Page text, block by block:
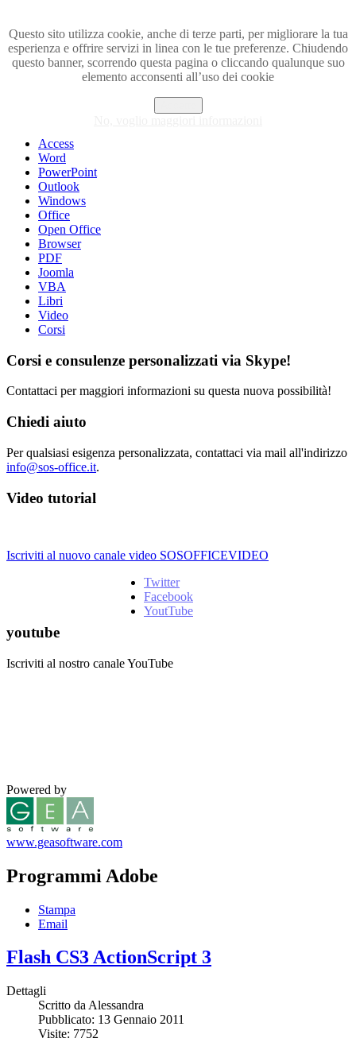
Questo sito utilizza cookie, anche di terze parti, per migliorare la tua
esperienza e offrire servizi in linea con le tue preferenze. Chiudendo
questo banner, scorrendo questa pagina o cliccando qualunque suo
elemento acconsenti all’uso dei cookie
Visita i forum di SOS-OFFICE
Access
Word
PowerPoint
Outlook
Windows
Office
Open Office
Browser
PDF
Joomla
VBA
Libri
Video
Corsi
Corsi e consulenze personalizzati via Skype!
Contattaci per maggiori informazioni su questa nuova possibilità!
Chiedi aiuto
Per qualsiasi esigenza personalizzata, contattaci via mail all'indirizzo
info@sos-office.it.
Video tutorial
Iscriviti al nuovo canale video SOSOFFICEVIDEO
Twitter
Facebook
YoutTube
youtube
Iscriviti al nostro canale YouTube
Powered by
www.geasoftware.com
Programmi Adobe
Stampa
Email
Flash CS3 ActionScript 3
Dettagli
Scritto da Alessandra
Pubblicato: 13 Gennaio 2011
Visite: 7752